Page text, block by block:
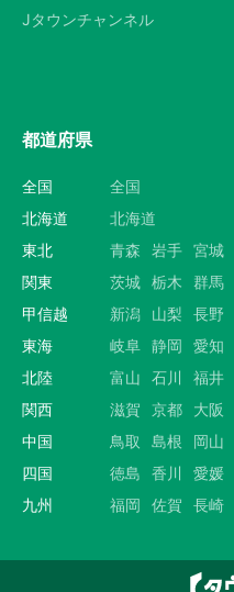
Jタウンチャンネル
都道府県
全国
全国
北海道
北海道
東北
青森 岩手 宮城
関東
茨城 栃木 群馬
甲信越
新潟 山梨
長野
東海
岐阜 静岡 愛知
北陸
富山 石川
福井
関西
滋賀 京都 大阪
中国
鳥取 島根 岡山
四国
徳島 香川 愛媛
九州
福岡 佐賀 長崎